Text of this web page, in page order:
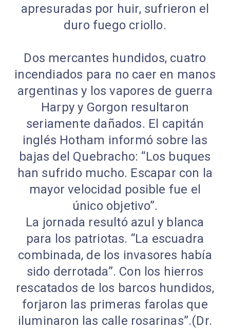
apresuradas por huir, sufrieron el
duro fuego criollo.
Dos mercantes hundidos, cuatro
incendiados para no caer en manos
argentinas y los vapores de guerra
Harpy y Gorgon resultaron
seriamente dañados. El capitán
inglés Hotham informó sobre las
bajas del Quebracho: “Los buques
han sufrido mucho. Escapar con la
mayor velocidad posible fue el
único objetivo”.
La jornada resultó azul y blanca
para los patriotas. “La escuadra
combinada, de los invasores había
sido derrotada”. Con los hierros
rescatados de los barcos hundidos,
forjaron las primeras farolas que
iluminaron las calle rosarinas”.(Dr.